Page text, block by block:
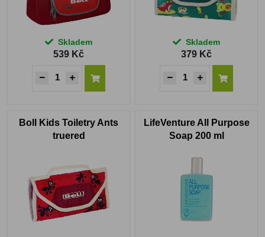
Skladem
539 Kč
Skladem
379 Kč
Boll Kids Toiletry Ants
truered
LifeVenture All Purpose
Soap 200 ml